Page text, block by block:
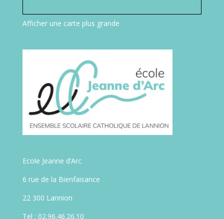
Afficher une carte plus grande
Ecole Jeanne d’Arc
6 rue de la Bienfaisance
22 300 Lannion
Tel : 02.96.46.26.10